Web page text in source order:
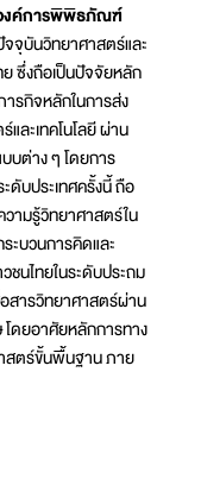
งค์การพิพิธภัณฑ์
จุบันวิทยาศาสตร์และ
ซึ่งถือเป็นปัจจัยหลัก
รกิจหลักในการส่ง
และเทคโนโลยี ผ่าน
บต่าง ๆ โดยการ
ดับประเทศครั้งนี้ ถือ
ามรู้วิทยาศาสตร์ใน
ะบวนการคิดและ
ชนไทยในระดับประถม
สารวิทยาศาสตร์ผ่าน
ดยอาศัยหลักการทาง
สตร์ขั้นพื้นฐาน ภาย